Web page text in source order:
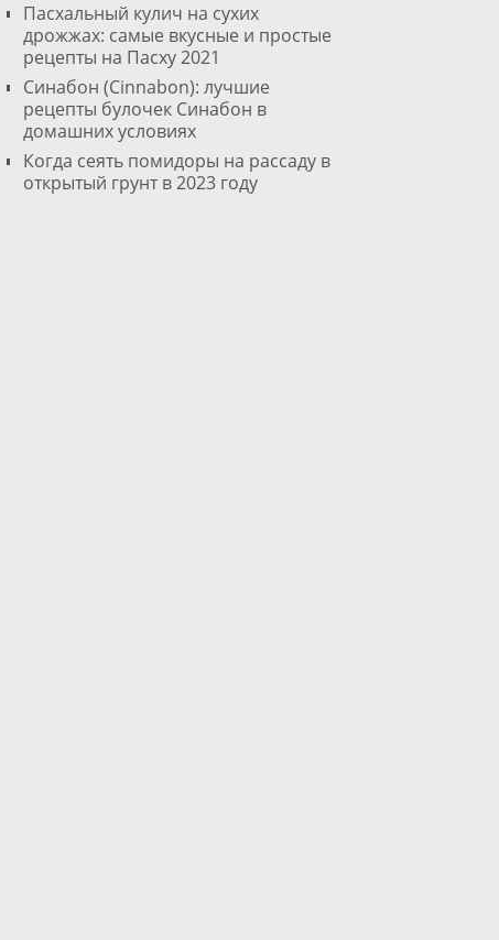
Пасхальный кулич на сухих
дрожжах: самые вкусные и простые
рецепты на Пасху 2021
Cинабон (Cinnabon): лучшие
рецепты булочек Синабон в
домашних условиях
Когда сеять помидоры на рассаду в
открытый грунт в 2023 году